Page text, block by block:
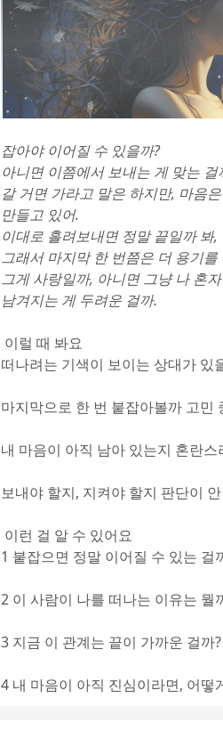
잡아야 이어질 수 있을까?
아니면 이쯤에서 보내는 게 맞는 걸
갈 거면 가라고 말은 하지만, 마음
만들고 있어.
이대로 흘려보내면 정말 끝일까 봐,
그래서 마지막 한 번쯤은 더 용기
그게 사랑일까, 아니면 그냥 나 혼자
남겨지는 게 두려운 걸까.
이럴 때 봐요
떠나려는 기색이 보이는 상대가 있
마지막으로 한 번 붙잡아볼까 고민
내 마음이 아직 남아 있는지 혼란스
보내야 할지, 지켜야 할지 판단이
이런 걸 알 수 있어요
1 붙잡으면 정말 이어질 수 있는 걸
2 이 사람이 나를 떠나는 이유는 뭘
3 지금 이 관계는 끝이 가까운 걸까?
4 내 마음이 아직 진심이라면, 어떻